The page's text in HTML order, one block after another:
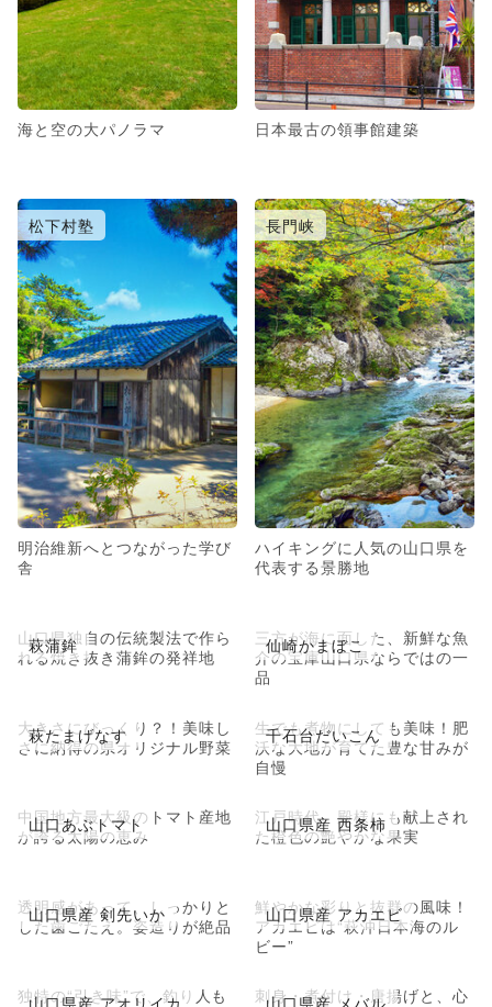
海と空の大パノラマ 日本最古の領事館建築
松下村塾
明治維新へとつながった学び
舎
長門峡
ハイキングに人気の山口県を
代表する景勝地
萩蒲鉾
山口県独自の伝統製法で作ら
れる焼き抜き蒲鉾の発祥地
仙崎かまぼこ
三方が海に面した、新鮮な魚
介の宝庫山口県ならではの一
品
萩たまげなす
大きさにびっくり？！美味し
さに納得の県オリジナル野菜
千石台だいこん
生でも煮物にしても美味！肥
沃な大地が育てた豊な甘みが
自慢
山口あぶトマト
中国地方最大級のトマト産地
が誇る太陽の恵み
山口県産 西条柿
江戸時代、殿様にも献上され
た橙色の艶やかな果実
山口県産 剣先いか
透明感があって、しっかりと
した歯ごたえ。姿造りが絶品
山口県産 アカエビ
鮮やかな彩りと抜群の風味！
アカエビは“萩沖日本海のル
ビー”
独特の“引き味”で、釣り人も
刺身・煮付け・唐揚げと、心